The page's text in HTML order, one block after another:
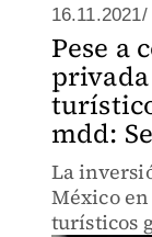
16.11.2021/
Pese a
mdd:
La
México
turísticos